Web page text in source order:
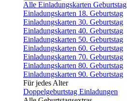
Alle Einladungskarten Geburtstag
Einladungskarten 18. Geburtstag
Einladungskarten 30. Geburtstag
Einladungskarten 40. Geburtstag
Einladungskarten 50. Geburtstag
Einladungskarten 60. Geburtstag
Einladungskarten 70. Geburtstag
Einladungskarten 80. Geburtstag
Einladungskarten 90. Geburtstag
Für jedes Alter
Doppelgeburtstag Einladungen